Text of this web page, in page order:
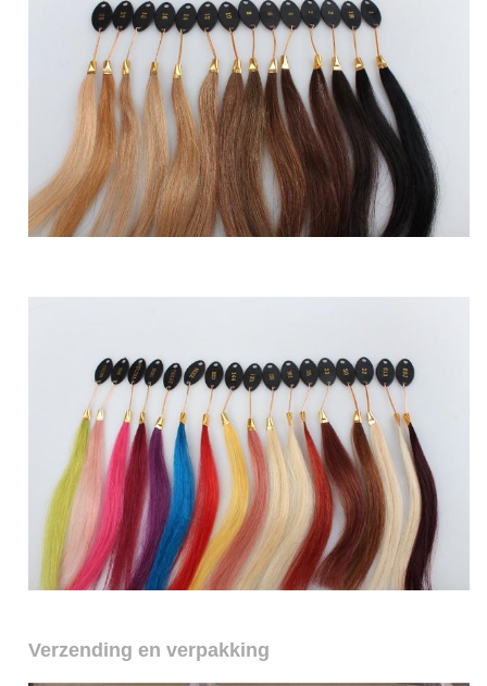
Verzending en verpakking